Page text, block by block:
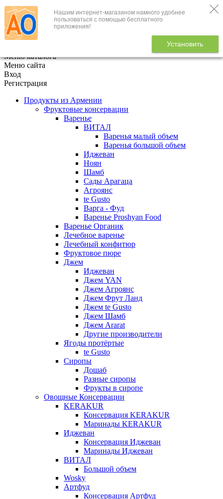
Нашим интернет-магазином намного удобнее
пользоваться с помощью бесплатного
приложения!
Установить
+7 (495) 646-888-1
В корзине
Меню каталога
Меню сайта
Вход
Регистрация
Продукты из Армении
Фруктовые консервации
Варенье
ВИТАЛ
Варенья малый объем
Варенья большой объем
Иджеван
Ноян
Шамб
Сады Арагаца
Агроянс
te Gusto
Варга - Фуд
Варенье Proshyan Food
Варенье Органик
Лечебное варенье
Лечебный конфитюр
Фруктовое пюре
Джем
Иджеван
Джем YAN
Джем Агроянс
Джем Фрут Ланд
Джем te Gusto
Джем Шамб
Джем Ararat
Другие производители
Ягоды протёртые
te Gusto
Сиропы
Дошаб
Разные сиропы
Фрукты в сиропе
Овощные Консервации
KERAKUR
Консервация KERAKUR
Маринады KERAKUR
Иджеван
Консервация Иджеван
Маринады Иджеван
ВИТАЛ
Большой объем
Wosky
Артфуд
Консервация Артфуд